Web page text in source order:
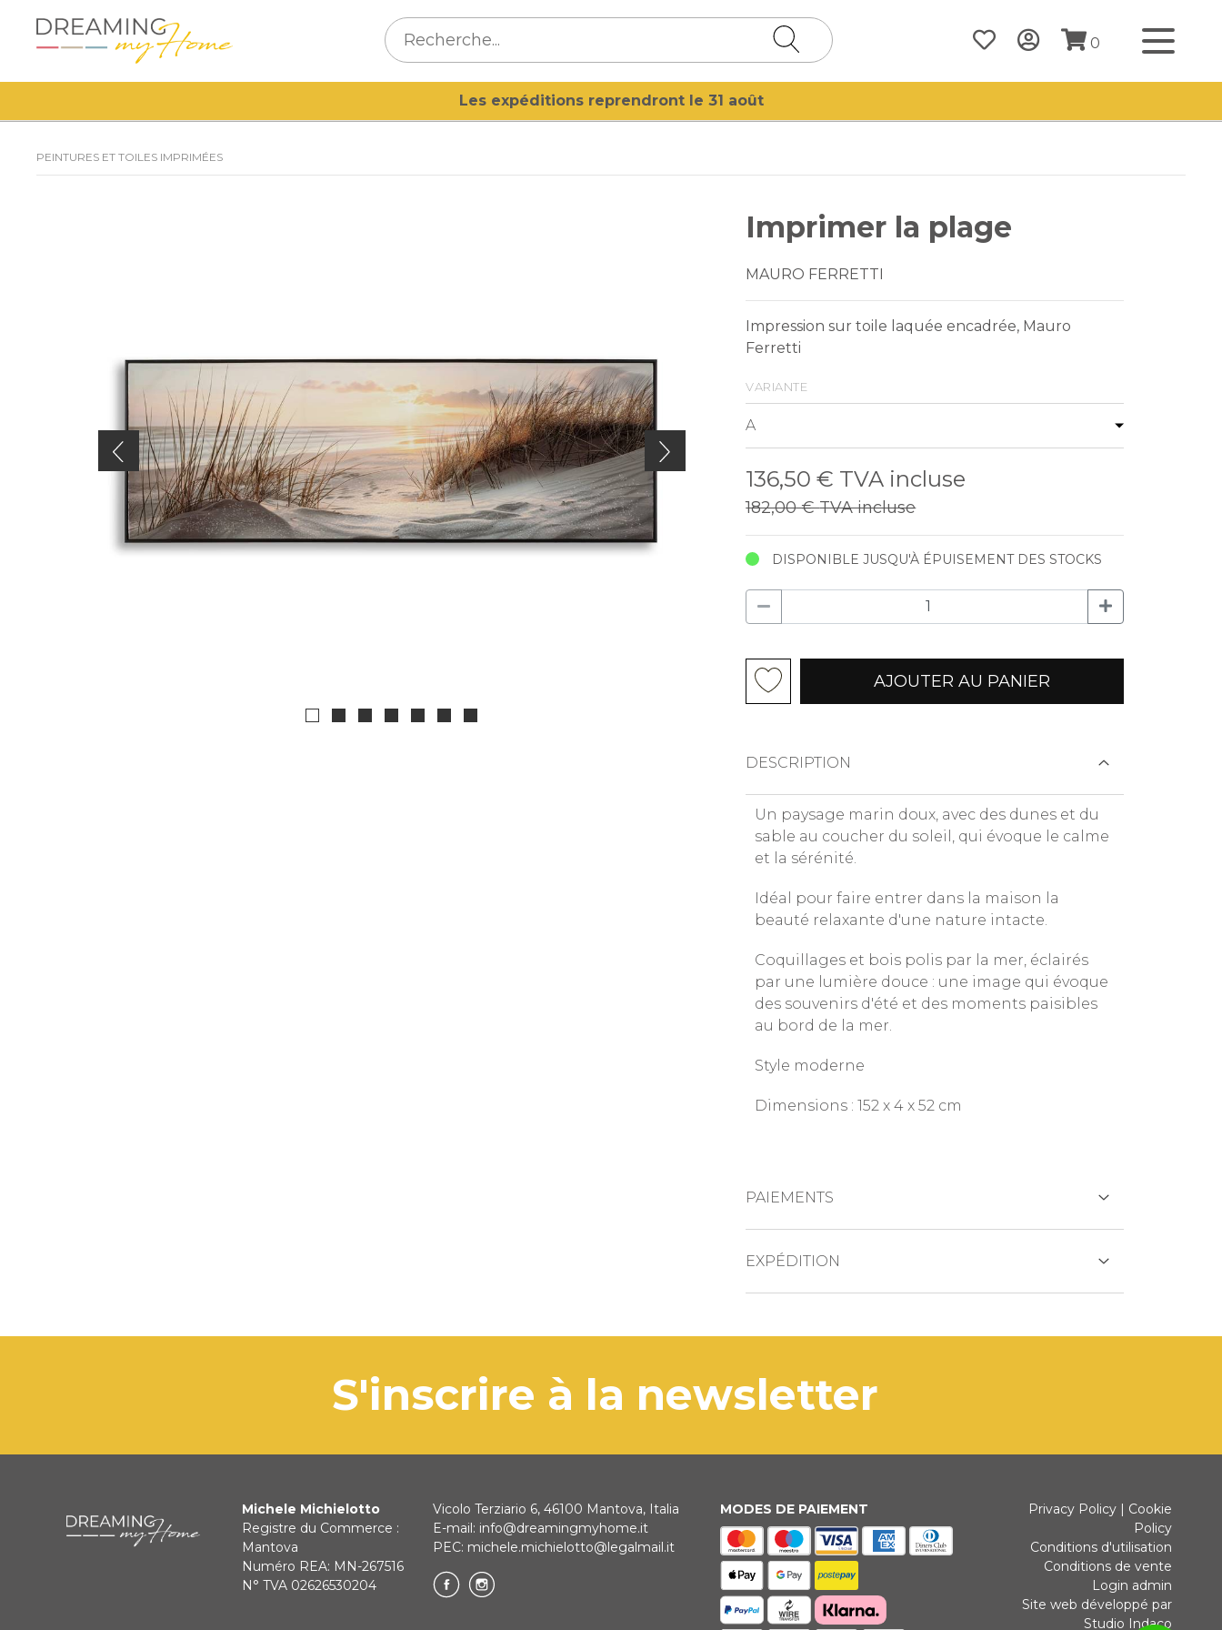
0
Les expéditions reprendront le 31 août
PEINTURES ET TOILES IMPRIMÉES
Imprimer la plage
MAURO FERRETTI
Impression sur toile laquée encadrée, Mauro
Ferretti
variante
136,50 € TVA incluse
182,00 €TVA incluse
DISPONIBLE JUSQU'À ÉPUISEMENT DES STOCKS
AJOUTER AU PANIER
DESCRIPTION
Un paysage marin doux, avec des dunes et du
sable au coucher du soleil, qui évoque le calme
et la sérénité.
Idéal pour faire entrer dans la maison la
beauté relaxante d'une nature intacte.
Coquillages et bois polis par la mer, éclairés
par une lumière douce : une image qui évoque
des souvenirs d'été et des moments paisibles
au bord de la mer.
Style moderne
Dimensions : 152 x 4 x 52 cm
PAIEMENTS
REDIRECTIONS BANCAIRES
EXPÉDITION
3 jours ouvrables.
Si le produit est en rupture de stock, les délais
de livraison seront communiqués rapidement.
s'inscrire à la newsletter
Michele Michielotto
Registre du Commerce :
Mantova
Numéro REA: MN-267516
N° TVA 02626530204
Vicolo Terziario 6, 46100 Mantova, Italia
E-mail: info@dreamingmyhome.it
PEC: michele.michielotto@legalmail.it
MODES DE PAIEMENT Privacy Policy| Cookie
Policy
Conditions d'utilisation
Conditions de vente
Login admin
Site web développé par
Studio Indaco